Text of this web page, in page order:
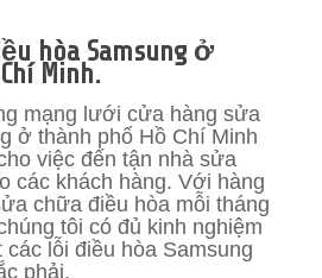
hòa Samsung ở
Minh.
mạng lưới cửa hàng sửa
ở thành phố Hồ Chí Minh
việc đến tận nhà sửa
các khách hàng. Với hàng
chữa điều hòa mỗi tháng
tôi có đủ kinh nghiệm
lỗi điều hòa Samsung
phải.